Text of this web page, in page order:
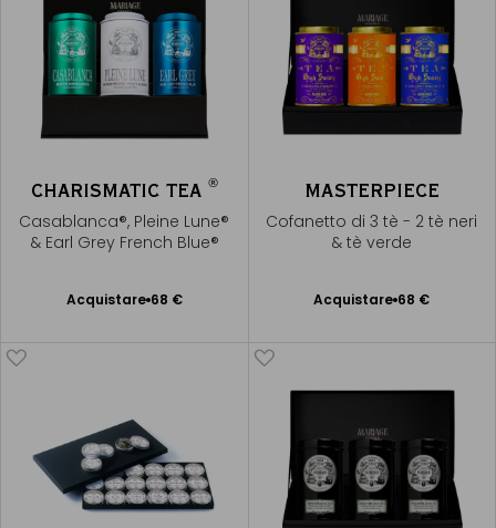
CHARISMATIC TEA ®
Casablanca®, Pleine Lune®
& Earl Grey French Blue®
Acquistare 68 €
Aggiungere
MASTERPIECE
Cofanetto di 3 tè - 2 tè neri
& tè verde
Acquistare 68 €
Aggiungere